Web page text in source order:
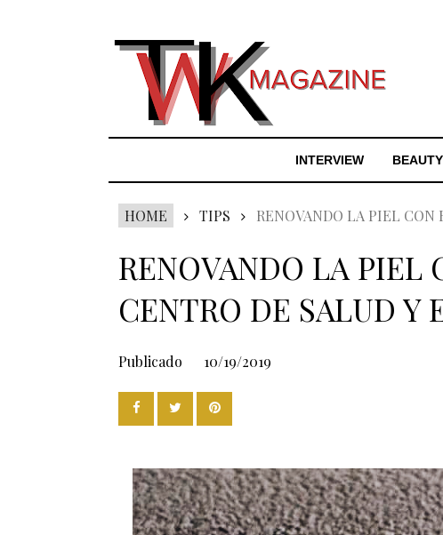
INTERVIEW
HOME TIPS RENOVANDO LA PIEL CON
RENOVANDO LA PIEL
CENTRO DE SALUD Y
Publicado 10/19/2019